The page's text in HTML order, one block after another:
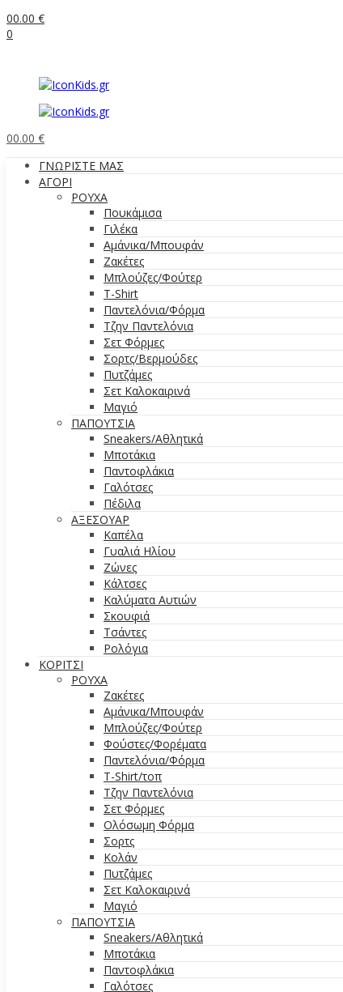
00.00 €
0
00.00 €
ΓΝΩΡΙΣΤΕ ΜΑΣ
ΑΓΟΡΙ
ΡΟΥΧΑ
Πουκάμισα
Γιλέκα
Αμάνικα/Μπουφάν
Ζακέτες
Μπλούζες/Φούτερ
T-Shirt
Παντελόνια/Φόρμα
Τζην Παντελόνια
Σετ Φόρμες
Σορτς/Βερμούδες
Πυτζάμες
Σετ Καλοκαιρινά
Μαγιό
ΠΑΠΟΥΤΣΙΑ
Sneakers/Aθλητικά
Μποτάκια
Παντοφλάκια
Γαλότσες
Πέδιλα
ΑΞΕΣΟΥΑΡ
Καπέλα
Γυαλιά Ηλίου
Ζώνες
Κάλτσες
Καλύματα Αυτιών
Σκουφιά
Τσάντες
Ρολόγια
ΚΟΡΙΤΣΙ
ΡΟΥΧΑ
Ζακέτες
Αμάνικα/Μπουφάν
Μπλούζες/Φούτερ
Φούστες/Φορέματα
Παντελόνια/Φόρμα
T-Shirt/τοπ
Τζην Παντελόνια
Σετ Φόρμες
Ολόσωμη Φόρμα
Σορτς
Κολάν
Πυτζάμες
Σετ Καλοκαιρινά
Μαγιό
ΠΑΠΟΥΤΣΙΑ
Sneakers/Αθλητικά
Μποτάκια
Παντοφλάκια
Γαλότσες